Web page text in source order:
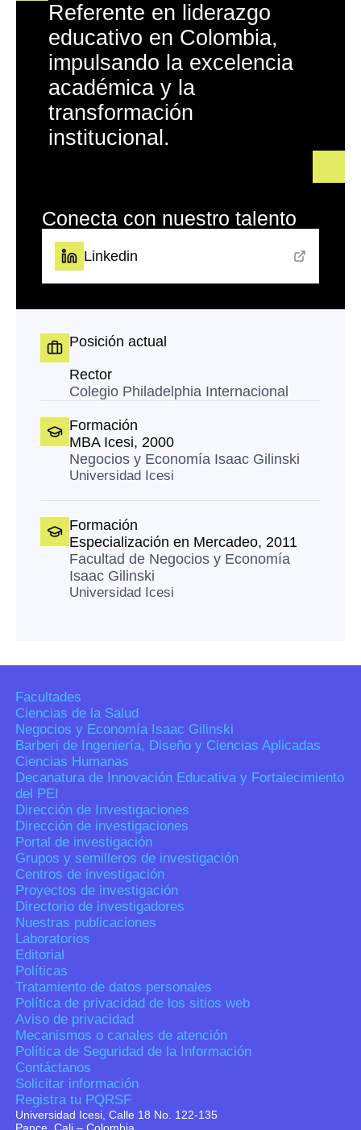
Referente en liderazgo
educativo en Colombia,
impulsando la excelencia
académica y la
transformación
institucional.
Conecta con nuestro talento
Linkedin
Posición actual
Rector
Colegio Philadelphia Internacional
Formación
MBA Icesi, 2000
Negocios y Economía Isaac Gilinski
Universidad Icesi
Formación
Especialización en Mercadeo, 2011
Facultad de Negocios y Economía
Isaac Gilinski
Universidad Icesi
Universidad Icesi, Calle 18 No. 122-135
Facultades
Ciencias de la Salud
Negocios y Economía Isaac Gilinski
Barberi de Ingeniería, Diseño y Ciencias Aplicadas
Ciencias Humanas
Decanatura de Innovación Educativa y Fortalecimiento
del PEI
Dirección de Investigaciones
Dirección de investigaciones
Portal de investigación
Grupos y semilleros de investigación
Centros de investigación
Proyectos de investigación
Directorio de investigadores
Nuestras publicaciones
Laboratorios
Editorial
Políticas
Tratamiento de datos personales
Política de privacidad de los sitios web
Aviso de privacidad
Mecanismos o canales de atención
Política de Seguridad de la Información
Contáctanos
Solicitar información
Registra tu PQRSF